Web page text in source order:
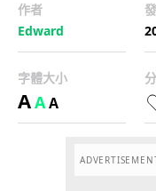
作者
Edward
字體大小
AAA